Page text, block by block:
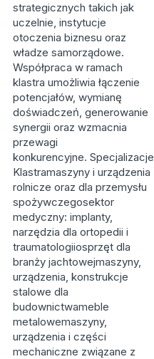
strategicznych takich jak
uczelnie, instytucje
otoczenia biznesu oraz
władze samorządowe.
Współpraca w ramach
klastra umożliwia łączenie
potencjałów, wymianę
doświadczeń, generowanie
synergii oraz wzmacnia
przewagi
konkurencyjne. Specjalizacje
Klastramaszyny i urządzenia
rolnicze oraz dla przemysłu
spożywczegosektor
medyczny: implanty,
narzędzia dla ortopedii i
traumatologiiosprzęt dla
branży jachtowejmaszyny,
urządzenia, konstrukcje
stalowe dla
budownictwameble
metalowemaszyny,
urządzenia i części
mechaniczne związane z